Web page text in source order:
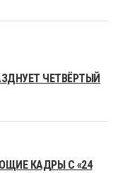
ЧЕТВЁРТЫЙ
КАДРЫ С «24